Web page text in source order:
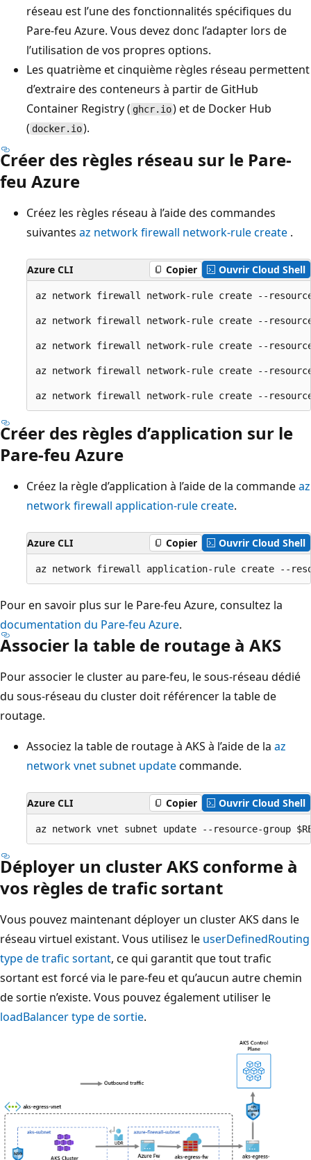
réseau est l’une des fonctionnalités spécifiques du
Pare-feu Azure. Vous devez donc l’adapter lors de
l’utilisation de vos propres options.
Les quatrième et cinquième règles réseau permettent
d’extraire des conteneurs à partir de GitHub
Container Registry ( ghcr.io) et de Docker Hub
( docker.io).
Créer des règles réseau sur le Pare-
feu Azure
Créez les règles réseau à l’aide des commandes
suivantes az network firewall network-rule create .
Azure CLI Copier Ouvrir Cloud Shell
az network firewall network-rule create --resource-
az network firewall network-rule create --
az network firewall network-rule create --
az network firewall network-rule create --
Créer des règles d’application sur le
Pare-feu Azure
Créez la règle d’application à l’aide de la commandeaz
network firewall application-rule create.
Azure CLI Copier Ouvrir Cloud Shell
Pour en savoir plus sur le Pare-feu Azure, consultez la
documentation du Pare-feu Azure.
Associer la table de routage à AKS
Pour associer le cluster au pare-feu, le sous-réseau dédié
du sous-réseau du cluster doit référencer la table de
routage.
Associez la table de routage à AKS à l’aide de la az
network vnet subnet updatecommande.
Azure CLI Copier Ouvrir Cloud Shell
Déployer un cluster AKS conforme à
vos règles de trafic sortant
Vous pouvez maintenant déployer un cluster AKS dans le
réseau virtuel existant. Vous utilisez le userDefinedRouting
type de trafic sortant, ce qui garantit que tout trafic
sortant est forcé via le pare-feu et qu’aucun autre chemin
de sortie n’existe. Vous pouvez également utiliser le
loadBalancertype de sortie.